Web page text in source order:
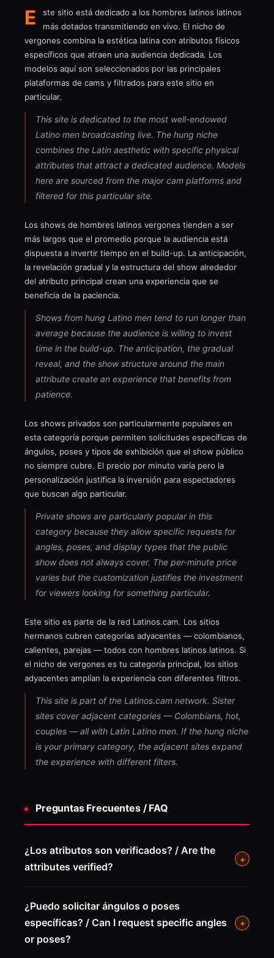
E
ste sitio está dedicado a los hombres latinos latinos
más dotados transmitiendo en vivo. El nicho de
vergones combina la estética latina con atributos físicos
específicos que atraen una audiencia dedicada. Los
modelos aquí son seleccionados por las principales
plataformas de cams y filtrados para este sitio en
particular.
This site is dedicated to the most well-endowed
Latino men broadcasting live. The hung niche
combines the Latin aesthetic with specific physical
attributes that attract a dedicated audience. Models
here are sourced from the major cam platforms and
filtered for this particular site.
Los shows de hombres latinos vergones tienden a ser
más largos que el promedio porque la audiencia está
dispuesta a invertir tiempo en el build-up. La anticipación,
la revelación gradual y la estructura del show alrededor
del atributo principal crean una experiencia que se
beneficia de la paciencia.
Shows from hung Latino men tend to run longer than
average because the audience is willing to invest
time in the build-up. The anticipation, the gradual
reveal, and the show structure around the main
attribute create an experience that benefits from
patience.
Los shows privados son particularmente populares en
esta categoría porque permiten solicitudes específicas de
ángulos, poses y tipos de exhibición que el show público
no siempre cubre. El precio por minuto varía pero la
personalización justifica la inversión para espectadores
que buscan algo particular.
Private shows are particularly popular in this
category because they allow specific requests for
angles, poses, and display types that the public
show does not always cover. The per-minute price
varies but the customization justifies the investment
for viewers looking for something particular.
Este sitio es parte de la red Latinos.cam. Los sitios
hermanos cubren categorías adyacentes — colombianos,
calientes, parejas — todos con hombres latinos latinos. Si
el nicho de vergones es tu categoría principal, los sitios
adyacentes amplían la experiencia con diferentes filtros.
This site is part of the Latinos.cam network. Sister
sites cover adjacent categories — Colombians, hot,
couples — all with Latin Latino men. If the hung niche
is your primary category, the adjacent sites expand
the experience with different filters.
Preguntas Frecuentes / FAQ
¿Los atributos son verificados? / Are the
attributes verified?
+
¿Puedo solicitar ángulos o poses
específicas? / Can I request specific angles
or poses?
+